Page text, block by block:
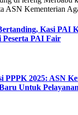
ASN Kementerian
Kasi PAI
Peserta PAI Fair
PPPK 2025: ASN
Untuk